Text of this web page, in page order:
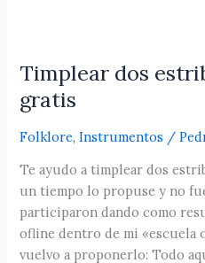
Timplear dos
gratis
Folklore,Instrumentos /
Te ayudo a timplear dos
un tiempo lo propuse y no
participaron dando como
ofline dentro de mi «escuela
vuelvo a proponerlo: Todo